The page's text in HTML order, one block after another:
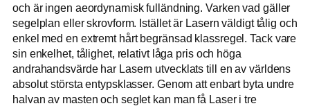
och är ingen aeordynamisk fulländning. Varken vad gäller
segelplan eller skrovform. Istället är Lasern väldigt tålig och
enkel med en extremt hårt begränsad klassregel. Tack vare
sin enkelhet, tålighet, relativt låga pris och höga
andrahandsvärde har Lasern utvecklats till en av världens
absolut största entypsklasser. Genom att enbart byta undre
halvan av masten och seglet kan man få Laser i tre